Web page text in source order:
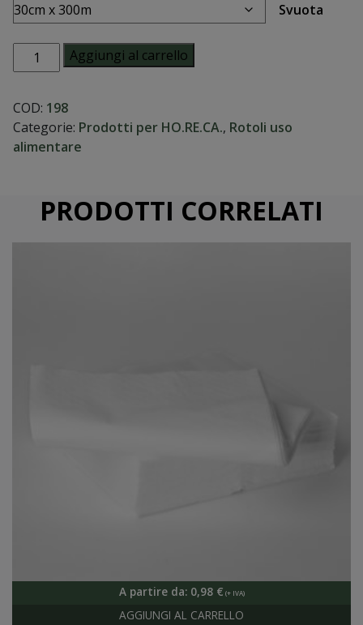
Svuota
Pellicola
trasparente
devolgitore
quantità
Aggiungi al carrello
COD: 198
Categorie: Prodotti per HO.RE.CA., Rotoli uso
alimentare
PRODOTTI CORRELATI
A partire da: 0,98 €